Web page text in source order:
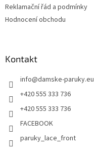
Reklamační řád a podmínky
Hodnocení obchodu
Kontakt
info@damske-paruky.eu
+420 555 333 736
+420 555 333 736
FACEBOOK
paruky_lace_front